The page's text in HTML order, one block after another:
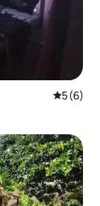
5 (6)